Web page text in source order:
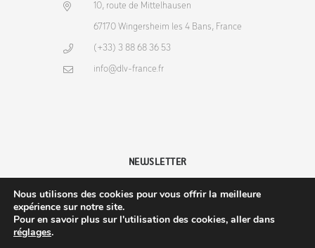
10, route de Mittelhausen
67170 Wingersheim les 4 Bans, France
(+33) 3 88 68 36 53
info@dlv-france.fr
NEWSLETTER
Nous utilisons des cookies pour vous offrir la meilleure
expérience sur notre site.
Pour en savoir plus sur l'utilisation des cookies, aller dans
réglages.